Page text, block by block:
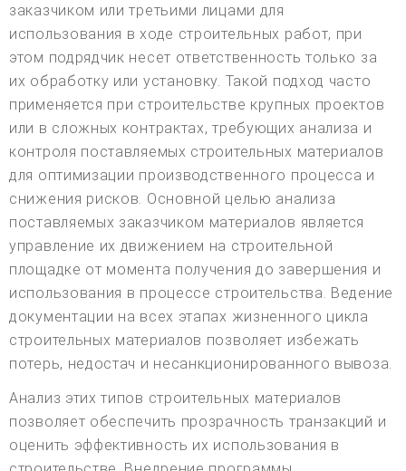
заказчиком или третьими лицами для
использования в ходе строительных работ, при
этом подрядчик несет ответственность только за
их обработку или установку. Такой подход часто
применяется при строительстве крупных проектов
или в сложных контрактах, требующих анализа и
контроля поставляемых строительных материалов
для оптимизации производственного процесса и
снижения рисков. Основной целью анализа
поставляемых заказчиком материалов является
управление их движением на строительной
площадке от момента получения до завершения и
использования в процессе строительства. Ведение
документации на всех этапах жизненного цикла
строительных материалов позволяет избежать
потерь, недостач и несанкционированного вывоза.
Анализ этих типов строительных материалов
позволяет обеспечить прозрачность транзакций и
оценить эффективность их использования в